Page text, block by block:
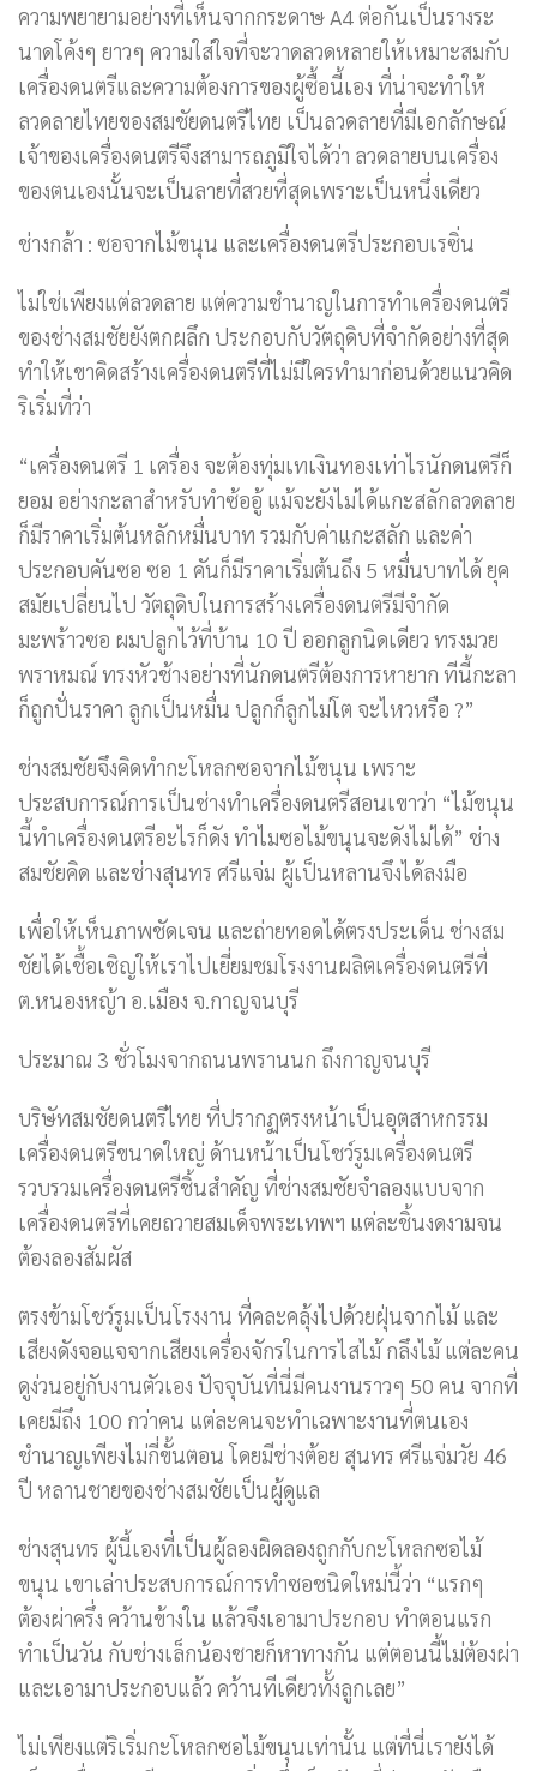
ความพยายามอย่างที่เห็นจากกระดาษ A4 ต่อกันเป็นรางระ
นาดโค้งๆ ยาวๆ ความใส่ใจที่จะวาดลวดหลายให้เหมาะสมกับ
เครื่องดนตรีและความต้องการของผู้ซื้อนี้เอง ที่น่าจะทำให้
ลวดลายไทยของสมชัยดนตรีไทย เป็นลวดลายที่มีเอกลักษณ์
เจ้าของเครื่องดนตรีจึงสามารถภูมิใจได้ว่า ลวดลายบนเครื่อง
ของตนเองนั้นจะเป็นลายที่สวยที่สุดเพราะเป็นหนึ่งเดียว
ช่างกล้า : ซอจากไม้ขนุน และเครื่องดนตรีประกอบเรซิ่น
ไม่ใช่เพียงแต่ลวดลาย แต่ความชำนาญในการทำเครื่องดนตรี
ของช่างสมชัยยังตกผลึก ประกอบกับวัตถุดิบที่จำกัดอย่างที่สุด
ทำให้เขาคิดสร้างเครื่องดนตรีที่ไม่มีใครทำมาก่อนด้วยแนวคิด
ริเริ่มที่ว่า
“เครื่องดนตรี 1 เครื่อง จะต้องทุ่มเทเงินทองเท่าไรนักดนตรีก็
ยอม อย่างกะลาสำหรับทำซ้ออู้ แม้จะยังไม่ได้แกะสลักลวดลาย
ก็มีราคาเริ่มต้นหลักหมื่นบาท รวมกับค่าแกะสลัก และค่า
ประกอบคันซอ ซอ 1 คันก็มีราคาเริ่มต้นถึง 5 หมื่นบาทได้ ยุค
สมัยเปลี่ยนไป วัตถุดิบในการสร้างเครื่องดนตรีมีจำกัด
มะพร้าวซอ ผมปลูกไว้ที่บ้าน 10 ปี ออกลูกนิดเดียว ทรงมวย
พราหมณ์ ทรงหัวช้างอย่างที่นักดนตรีต้องการหายาก ทีนี้กะลา
ก็ถูกปั่นราคา ลูกเป็นหมื่น ปลูกก็ลูกไม่โต จะไหวหรือ ?”
ช่างสมชัยจึงคิดทำกะโหลกซอจากไม้ขนุน เพราะ
ประสบการณ์การเป็นช่างทำเครื่องดนตรีสอนเขาว่า “ไม้ขนุน
นี้ทำเครื่องดนตรีอะไรก็ดัง ทำไมซอไม้ขนุนจะดังไม่ได้” ช่าง
สมชัยคิด และช่างสุนทร ศรีแจ่ม ผู้เป็นหลานจึงได้ลงมือ
เพื่อให้เห็นภาพชัดเจน และถ่ายทอดได้ตรงประเด็น ช่างสม
ชัยได้เชื้อเชิญให้เราไปเยี่ยมชมโรงงานผลิตเครื่องดนตรีที่
ต.หนองหญ้า อ.เมือง จ.กาญจนบุรี
ประมาณ 3 ชั่วโมงจากถนนพรานนก ถึงกาญจนบุรี
บริษัทสมชัยดนตรีไทย ที่ปรากฏตรงหน้าเป็นอุตสาหกรรม
เครื่องดนตรีขนาดใหญ่ ด้านหน้าเป็นโชว์รูมเครื่องดนตรี
รวบรวมเครื่องดนตรีชิ้นสำคัญ ที่ช่างสมชัยจำลองแบบจาก
เครื่องดนตรีที่เคยถวายสมเด็จพระเทพฯ แต่ละชิ้นงดงามจน
ต้องลองสัมผัส
ตรงข้ามโชว์รูมเป็นโรงงาน ที่คละคลุ้งไปด้วยฝุ่นจากไม้ และ
เสียงดังจอแจจากเสียงเครื่องจักรในการไสไม้ กลึงไม้ แต่ละคน
ดูง่วนอยู่กับงานตัวเอง ปัจจุบันที่นี่มีคนงานราวๆ 50 คน จากที่
เคยมีถึง 100 กว่าคน แต่ละคนจะทำเฉพาะงานที่ตนเอง
ชำนาญเพียงไม่กี่ขั้นตอน โดยมีช่างต้อย สุนทร ศรีแจ่มวัย 46
ปี หลานชายของช่างสมชัยเป็นผู้ดูแล
ช่างสุนทร ผู้นี้เองที่เป็นผู้ลองผิดลองถูกกับกะโหลกซอไม้
ขนุน เขาเล่าประสบการณ์การทำซอชนิดใหม่นี้ว่า “แรกๆ
ต้องผ่าครึ่ง คว้านข้างใน แล้วจึงเอามาประกอบ ทำตอนแรก
ทำเป็นวัน กับช่างเล็กน้องชายก็หาทางกัน แต่ตอนนี้ไม่ต้องผ่า
และเอามาประกอบแล้ว คว้านทีเดียวทั้งลูกเลย”
ไม่เพียงแต่ริเริ่มกะโหลกซอไม้ขนุนเท่านั้น แต่ที่นี่เรายังได้